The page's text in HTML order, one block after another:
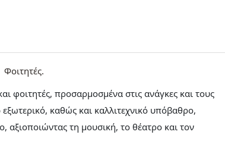
Φοιτητές
φοιτητές, προσαρμοσμένα στις ανάγκες και τους
καθώς και καλλιτεχνικό υπόβαθρο,
αξιοποιώντας τη μουσική, το θέατρο και τον